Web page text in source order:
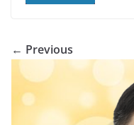
← Previous